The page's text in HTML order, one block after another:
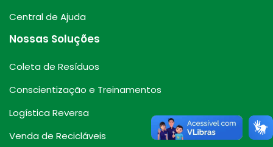
Central de Ajuda
Nossas Soluções
Coleta de Resíduos
Conscientização e Treinamentos
Logística Reversa
Venda de Recicláveis